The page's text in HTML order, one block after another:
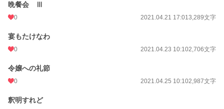
晩餐会 Ⅲ
0 2021.04.21 17:013,289文字
宴もたけなわ
0 2021.04.23 10:102,706文字
令嬢への礼節
0 2021.04.25 10:102,987文字
釈明すれど